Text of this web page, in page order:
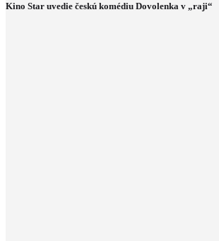
Kino Star uvedie českú komédiu Dovolenka v „raji“